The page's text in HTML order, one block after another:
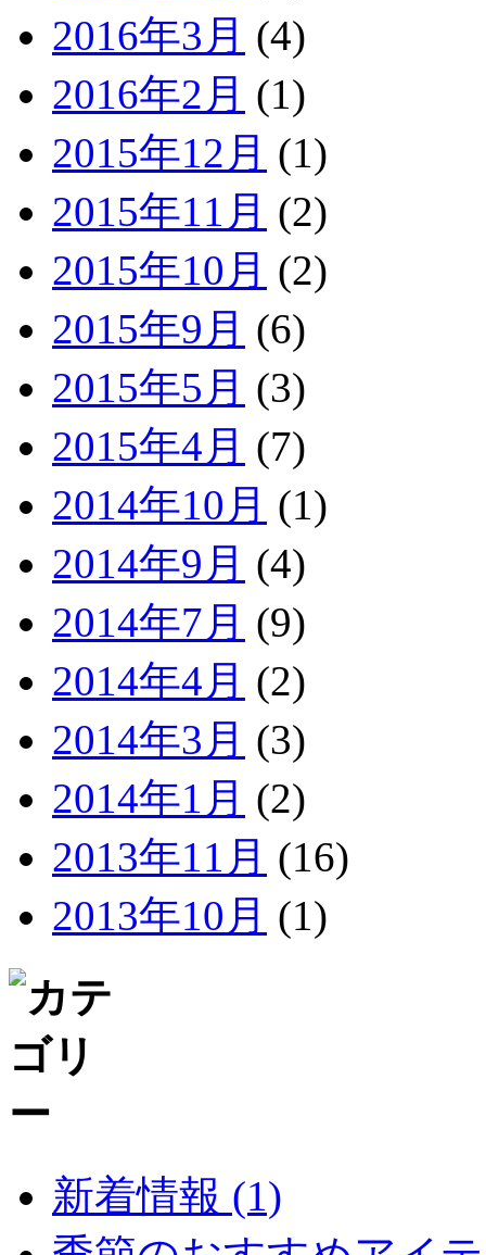
2016年3月 (4)
2016年2月 (1)
2015年12月 (1)
2015年11月 (2)
2015年10月 (2)
2015年9月 (6)
2015年5月 (3)
2015年4月 (7)
2014年10月 (1)
2014年9月 (4)
2014年7月 (9)
2014年4月 (2)
2014年3月 (3)
2014年1月 (2)
2013年11月 (16)
2013年10月 (1)
新着情報 (1)